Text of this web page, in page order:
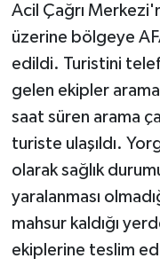
Acil Çağrı
üzerine bölgeye
edildi. Turistini
gelen ekipler arama
saat süren arama
turiste ulaşıldı.
olarak sağlık
yaralanması
mahsur kaldığı
ekiplerine teslim